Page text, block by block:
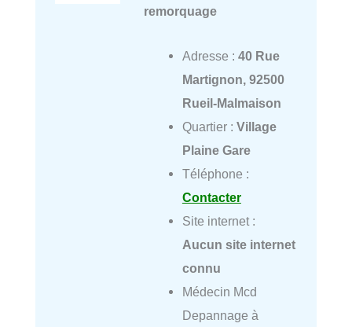
remorquage
Adresse : 40 Rue
Martignon, 92500
Rueil-Malmaison
Quartier : Village
Plaine Gare
Téléphone :
Contacter
Site internet :
Aucun site internet
connu
Médecin Mcd
Depannage à